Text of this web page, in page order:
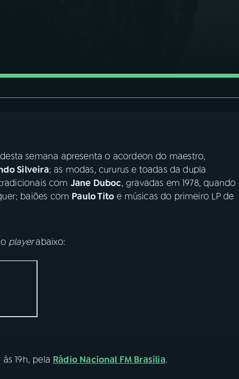
desta semana apresenta o acordeon do maestro,
Silveira; as modas, cururus e toadas da dupla
com Jane Duboc, gravadas em 1978, quando
baiões com Paulo Tito e músicas do primeiro LP de
playerabaixo:
19h, pela Rádio Nacional FM Brasília.